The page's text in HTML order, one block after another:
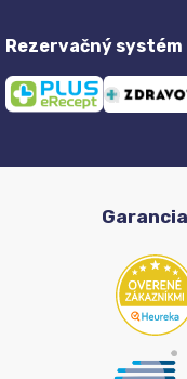
Rezervačný systém